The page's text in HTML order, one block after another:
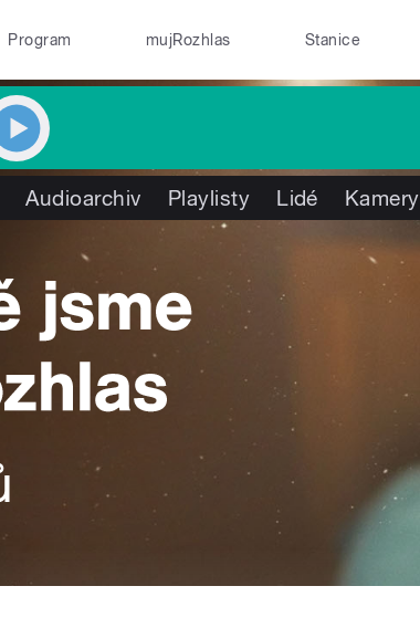
Program mujRozhlas Stanice
Audioarchiv Playlisty Lidé Kamery